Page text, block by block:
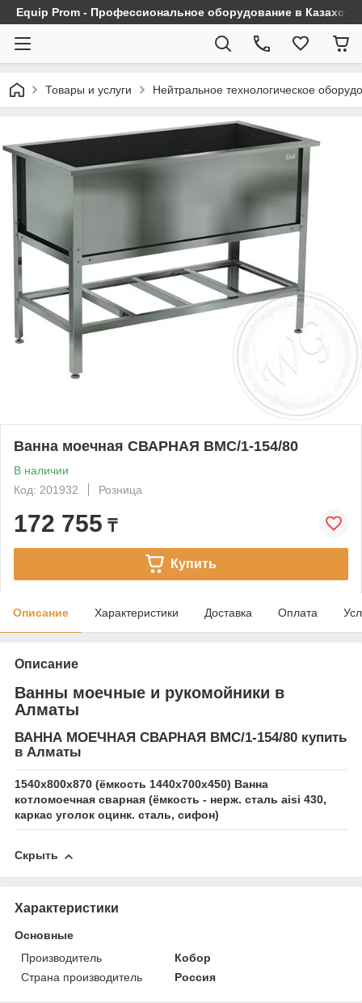
Equip Prom - Профессиональное оборудование в
Товары и услуги Нейтральное технологическое
Ванна моечная СВАРНАЯ ВМС/1-154/80
В наличии
Код: 201932
Розница
172 755 ₸
Купить
Описание Характеристики Доставка Оплата
Описание
Ванны моечные и рукомойники в
Алматы
ВАННА МОЕЧНАЯ СВАРНАЯ ВМС/1-154/80 купить
в Алматы
1540х800х870 (ёмкость 1440х700х450) Ванна
котломоечная сварная (ёмкость - нерж. сталь aisi 430,
каркас уголок оцинк. сталь, сифон)
Скрыть
Характеристики
Основные
Производитель
Кобор
Страна производитель
Россия